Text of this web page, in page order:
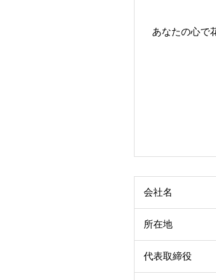
あなたの心で
会社名
所在地
代表取締役